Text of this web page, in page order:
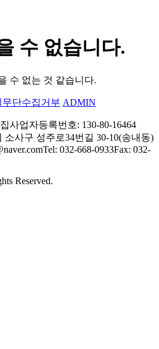
수 없습니다.
수 없는 것 같습니다.
무단수집거부 ADMIN
사업자등록번호: 130-80-16464
소사구 성주로34번길 30-10(송내동)
Tel: 032-668-0933Fax: 032-
Reserved.